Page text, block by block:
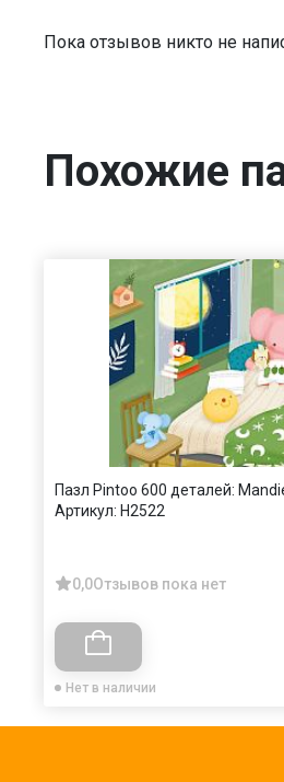
Пока отзывов никто не
Похожие
Пазл Pintoo 600 деталей:
Артикул: Н2522
0,0Отзывов пока нет
Нет в наличии